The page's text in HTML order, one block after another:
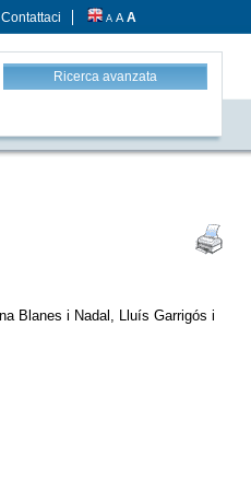
Contattaci A A A
Ricerca avanzata